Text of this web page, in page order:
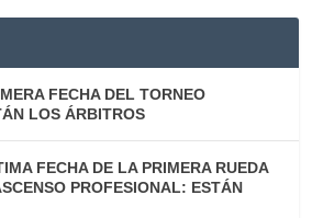
FECHA DEL TORNEO
LOS ÁRBITROS
FECHA DE LA PRIMERA RUEDA
PROFESIONAL: ESTÁN